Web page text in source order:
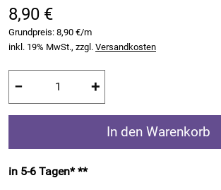
8,90 €
Grundpreis: 8,90 €/m
inkl. 19% MwSt., zzgl. Versandkosten
− +
In den Warenkorb
in 5-6 Tagen* **